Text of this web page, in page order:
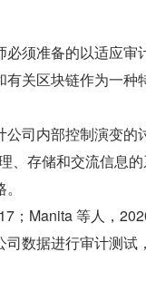
必须准备的以适应审
有关区块链作为一种
公司内部控制演变的
、存储和交流信息
；Manita 等人，
司数据进行审计测试